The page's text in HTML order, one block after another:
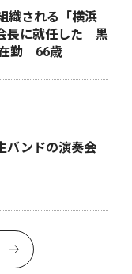
織される「横浜
長に就任した 黒
勤 66歳
ンドの演奏会